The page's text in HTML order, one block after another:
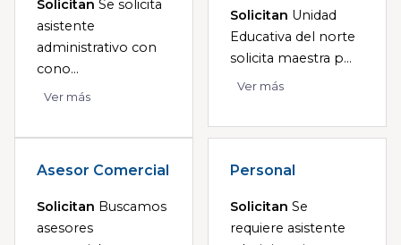
Solicitan Se solicita
asistente
administrativo con
cono...
Ver más
Solicitan Unidad
Educativa del norte
solicita maestra p...
Ver más
Asesor Comercial
Solicitan Buscamos
asesores
Personal
Solicitan Se
requiere asistente